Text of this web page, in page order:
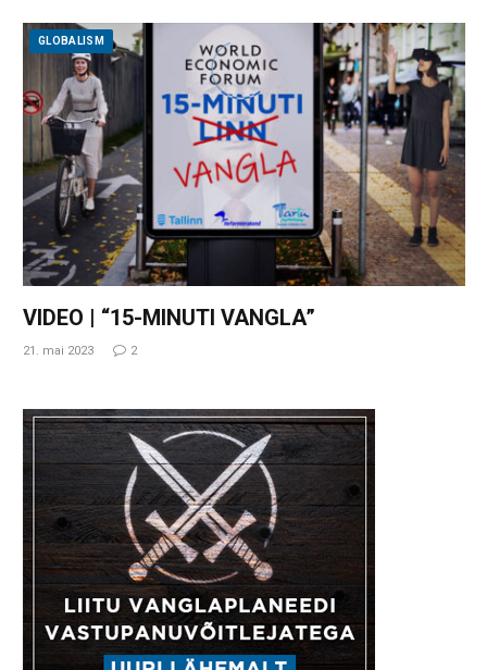
GLOBALISM
VIDEO | “15-MINUTI VANGLA”
21. mai 2023 2